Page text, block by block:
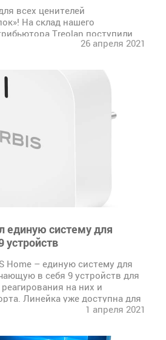
всех ценителей
На склад нашего
Treolan поступили
телефоны IRBIS SF21 в
26 апреля 2021
единую систему для
устройств
Home – единую систему для
в себя 9 устройств для
на них и
Линейка уже доступна для
1 апреля 2021